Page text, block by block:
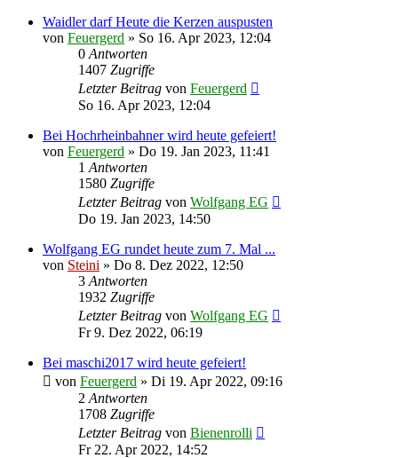
Waidler darf Heute die Kerzen auspusten
von Feuergerd » So 16. Apr 2023, 12:04
0 Antworten
1407 Zugriffe
Letzter Beitrag von Feuergerd
So 16. Apr 2023, 12:04
Bei Hochrheinbahner wird heute gefeiert!
von Feuergerd » Do 19. Jan 2023, 11:41
1 Antworten
1580 Zugriffe
Letzter Beitrag von Wolfgang EG
Do 19. Jan 2023, 14:50
Wolfgang EG rundet heute zum 7. Mal ...
von Steini » Do 8. Dez 2022, 12:50
3 Antworten
1932 Zugriffe
Letzter Beitrag von Wolfgang EG
Fr 9. Dez 2022, 06:19
Bei maschi2017 wird heute gefeiert!
von Feuergerd » Di 19. Apr 2022, 09:16
2 Antworten
1708 Zugriffe
Letzter Beitrag von Bienenrolli
Fr 22. Apr 2022, 14:52